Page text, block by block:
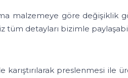
göre değişiklik
tüm detayları bizimle
karıştırılarak preslenmesi